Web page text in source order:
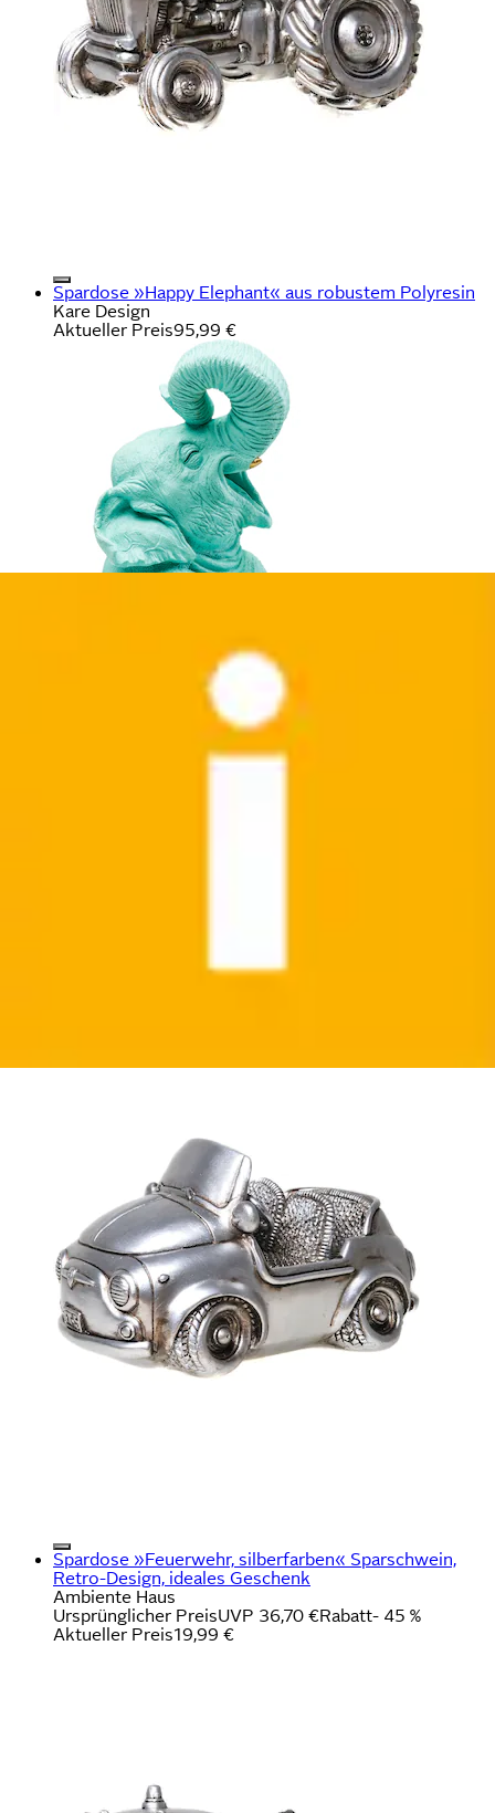
Spardose »Happy Elephant« aus robustem Polyresin
Kare Design
Aktueller Preis95,99 €
Ursprünglicher PreisUVP 21,60 €
Spardose »Feuerwehr, silberfarben« Sparschwein,
Retro-Design, ideales Geschenk
Ambiente Haus
Ursprünglicher PreisUVP 36,70 €Rabatt- 45 %
Aktueller Preis19,99 €